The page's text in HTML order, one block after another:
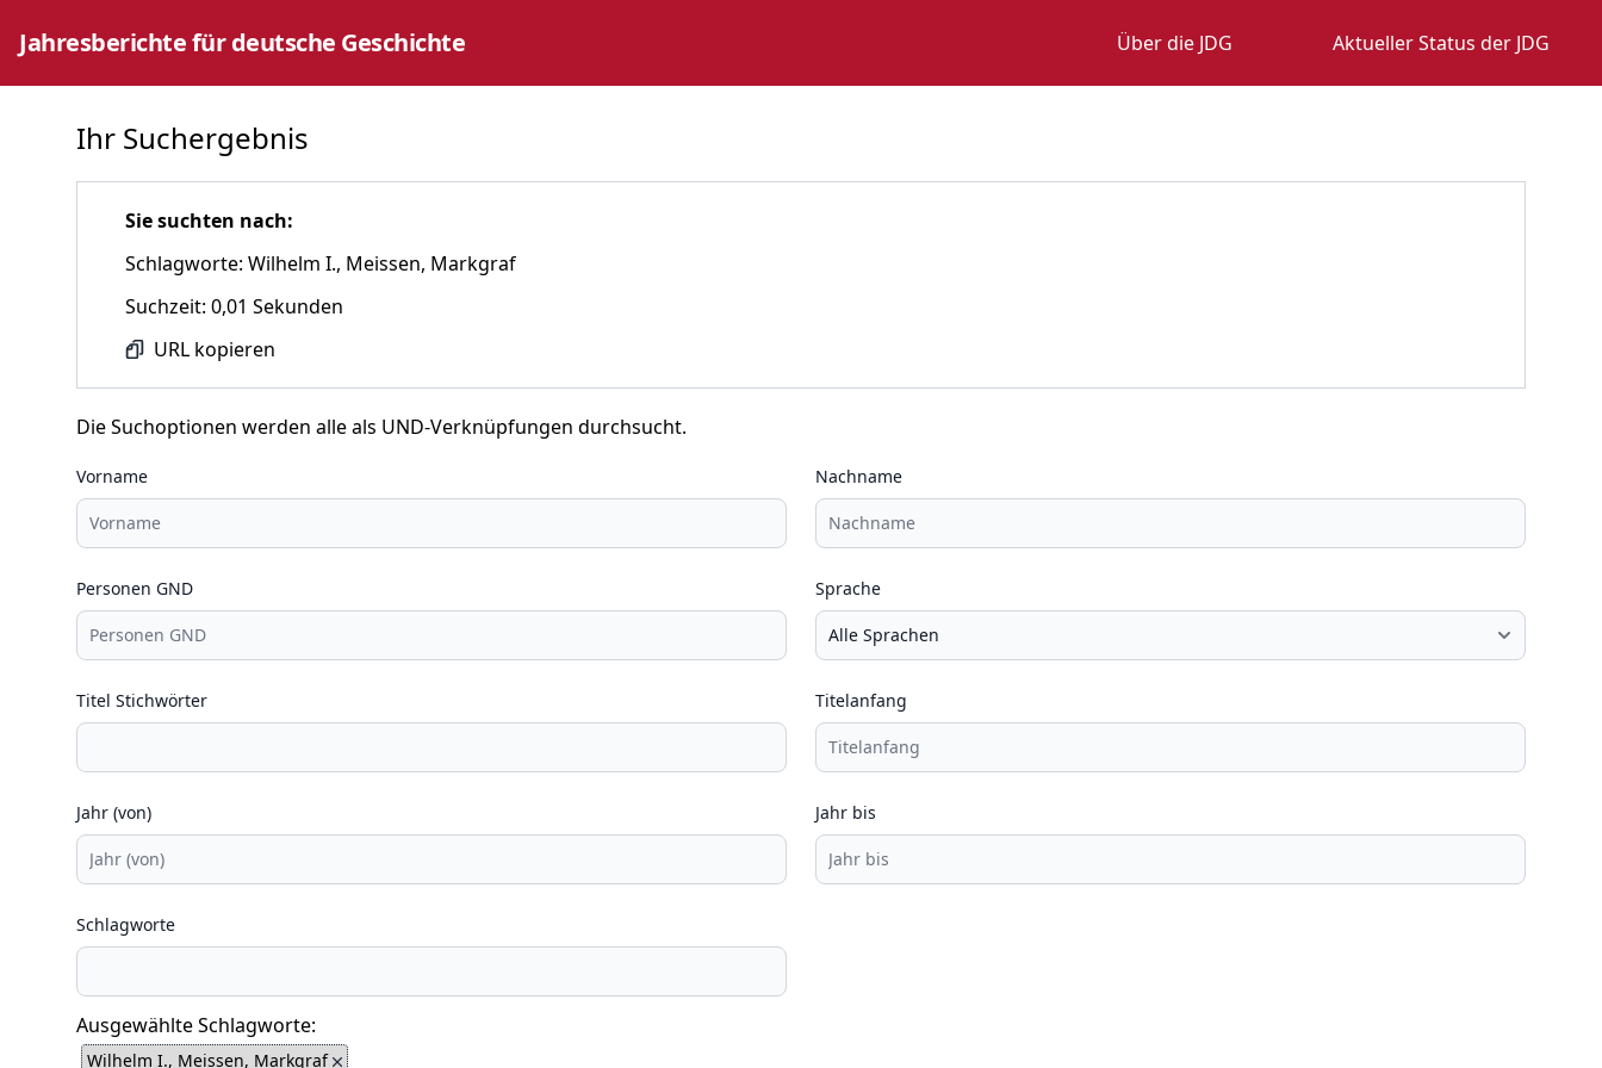
Jahresberichte für deutsche Geschichte Über die JDG Aktueller Status der JDG
Ihr Suchergebnis
Sie suchten nach:
Schlagworte: Wilhelm I., Meissen, Markgraf
Suchzeit: 0,01 Sekunden
URL kopieren
Die Suchoptionen werden alle als UND-Verknüpfungen durchsucht.
Vorname Nachname
Personen GND Sprache
Titel Stichwörter Titelanfang
Jahr (von) Jahr bis
Schlagworte
Ausgewählte Schlagworte:
Wilhelm I., Meissen, Markgraf